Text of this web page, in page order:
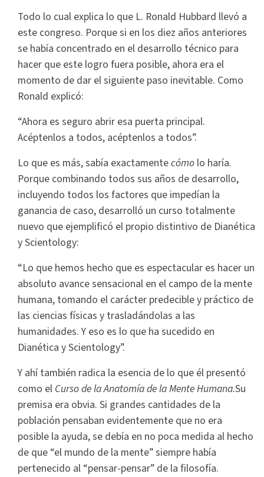
Todo lo cual explica lo que L. Ronald Hubbard llevó a
este congreso. Porque si en los diez años anteriores
se había concentrado en el desarrollo técnico para
hacer que este logro fuera posible, ahora era el
momento de dar el siguiente paso inevitable. Como
Ronald explicó:
“Ahora es seguro abrir esa puerta principal.
Acéptenlos a todos, acéptenlos a todos”.
Lo que es más, sabía exactamentecómo lo haría.
Porque combinando todos sus años de desarrollo,
incluyendo todos los factores que impedían la
ganancia de caso, desarrolló un curso totalmente
nuevo que ejemplificó el propio distintivo de Dianética
y Scientology:
“Lo que hemos hecho que es espectacular es hacer un
absoluto avance sensacional en el campo de la mente
humana, tomando el carácter predecible y práctico de
las ciencias físicas y trasladándolas a las
humanidades. Y eso es lo que ha sucedido en
Dianética y Scientology”.
Y ahí también radica la esencia de lo que él presentó
como el Curso de la Anatomía de la Mente Humana.Su
premisa era obvia. Si grandes cantidades de la
población pensaban evidentemente que no era
posible la ayuda, se debía en no poca medida al hecho
de que “el mundo de la mente” siempre había
pertenecido al “pensar-pensar” de la filosofía.